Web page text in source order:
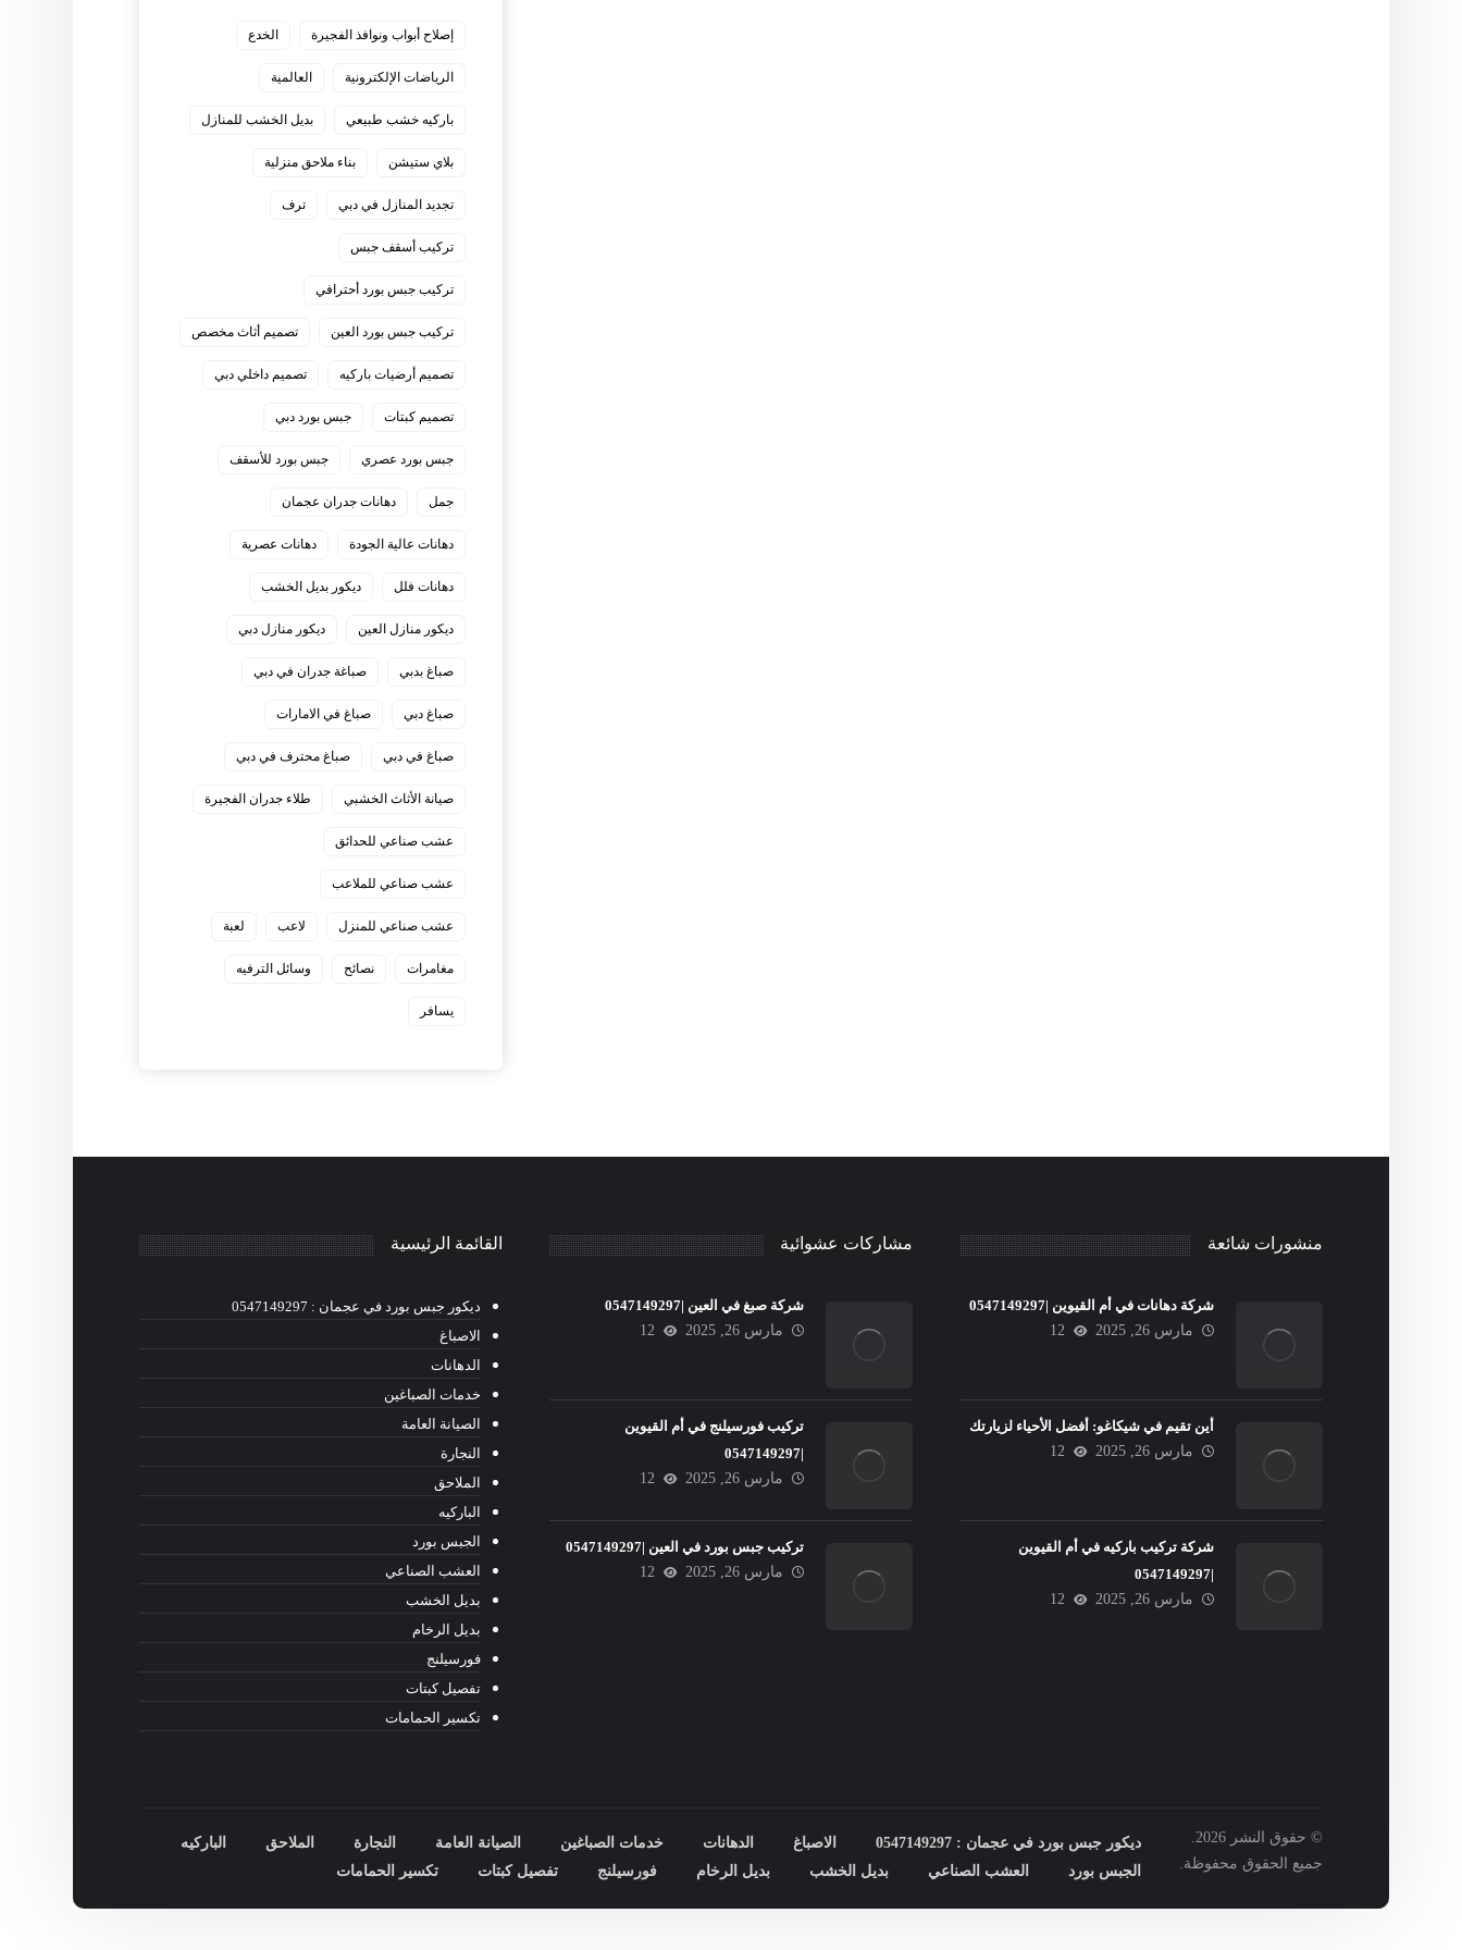
إصلاح أبواب ونوافذ الفجيرة الخدع
الرياضات الإلكترونية العالمية
باركيه خشب طبيعي بديل الخشب للمنازل
بلاي ستيشن بناء ملاحق منزلية
تجديد المنازل في دبي ترف
تركيب أسقف جبس
تركيب جبس بورد أحترافي
تركيب جبس بورد العين تصميم أثاث مخصص
تصميم أرضيات باركيه تصميم داخلي دبي
تصميم كبتات جبس بورد دبي
جبس بورد عصري جبس بورد للأسقف
جمل دهانات جدران عجمان
دهانات عالية الجودة دهانات عصرية
دهانات فلل ديكور بديل الخشب
ديكور منازل العين ديكور منازل دبي
صباغ بدبي صباغة جدران في دبي
صباغ دبي صباغ في الامارات
صباغ في دبي صباغ محترف في دبي
صيانة الأثاث الخشبي طلاء جدران الفجيرة
عشب صناعي للحدائق
عشب صناعي للملاعب
عشب صناعي للمنزل لاعب لعبة
مغامرات نصائح وسائل الترفيه
يسافر
منشورات شائعة
شركة دهانات في أم القيوين |0547149297
مارس 26, 2025
12
أين تقيم في شيكاغو: أفضل الأحياء لزيارتك
مارس 26, 2025
12
شركة تركيب باركيه في أم القيوين
|0547149297
مارس 26, 2025
12
مشاركات عشوائية
شركة صبغ في العين |0547149297
مارس 26, 2025
12
تركيب فورسيلنج في أم القيوين
|0547149297
مارس 26, 2025
12
تركيب جبس بورد في العين |0547149297
مارس 26, 2025
12
القائمة الرئيسية
ديكور جبس بورد في عجمان : 0547149297
الاصباغ
الدهانات
خدمات الصباغين
الصيانة العامة
النجارة
الملاحق
الباركيه
الجبس بورد
العشب الصناعي
بديل الخشب
بديل الرخام
فورسيلنج
تفصيل كبتات
تكسير الحمامات
© حقوق النشر 2026.
جميع الحقوق محفوظة.
ديكور جبس بورد في عجمان : 0547149297 الاصباغ الدهانات خدمات الصباغين الصيانة العامة النجارة الملاحق
الباركيه
الجبس بورد
العشب الصناعي بديل الخشب بديل الرخام فورسيلنج تفصيل كبتات تكسير الحمامات